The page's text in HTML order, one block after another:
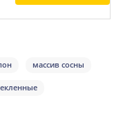
массив сосны